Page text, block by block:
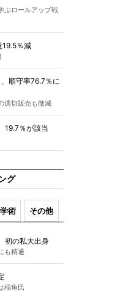
ぶロールアップ戦
19.5％減
順守率76.7％に
適切販売も微減
19.7％が該当
グ
術 その他
初の私大出身
も精通
稲角氏